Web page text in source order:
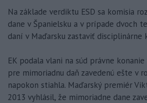
Na základe verdiktu ESD sa komisia
dane v Španielsku a v prípade dvoch
daní v Maďarsku zastaviť disciplinárne
EK podala vlani na súd právne
pre mimoriadnu daň zavedenú ešte v
napokon stiahla. Maďarský premiér
2013 vyhlásil, že mimoriadne dane